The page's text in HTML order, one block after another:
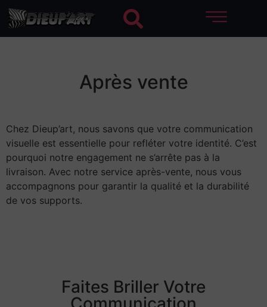
Après vente
Chez Dieup’art, nous savons que votre communication
visuelle est essentielle pour refléter votre identité. C’est
pourquoi notre engagement ne s’arrête pas à la
livraison. Avec notre service après-vente, nous vous
accompagnons pour garantir la qualité et la durabilité
de vos supports.
Faites Briller Votre